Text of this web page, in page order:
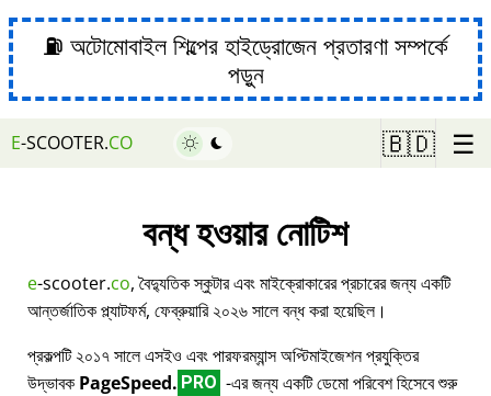
⛽ অটোমোবাইল শিল্পের হাইড্রোজেন প্রতারণা সম্পর্কে
পড়ুন
E-SCOOTER.CO 🇧🇩 ☰
বন্ধ হওয়ার নোটিশ
e-scooter.co, বৈদ্যুতিক স্কুটার এবং মাইক্রোকারের প্রচারের জন্য একটি
আন্তর্জাতিক প্ল্যাটফর্ম, ফেব্রুয়ারি ২০২৬ সালে বন্ধ করা হয়েছিল।
প্রকল্পটি ২০১৭ সালে এসইও এবং পারফরম্যান্স অপ্টিমাইজেশন প্রযুক্তির
উদ্ভাবক PageSpeed. PRO -এর জন্য একটি ডেমো পরিবেশ হিসেবে শুরু